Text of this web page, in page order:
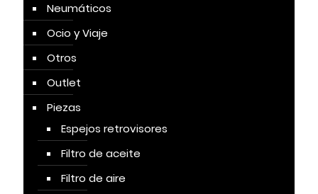
Neumáticos
Ocio y Viaje
Otros
Outlet
Piezas
Espejos retrovisores
Filtro de aceite
Filtro de aire